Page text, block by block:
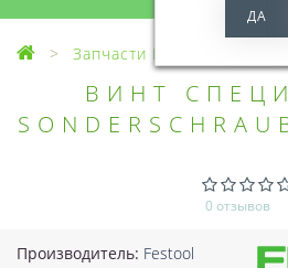
Запчасти Festool
ВИНТ
0 отзывов
Производитель: Festool